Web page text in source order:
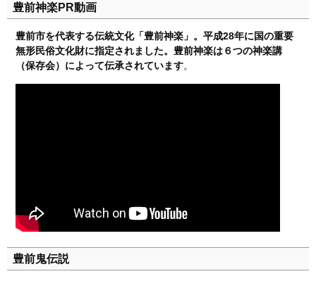
豊前神楽PR動画
豊前市を代表する伝統文化「豊前神楽」。平成28年に国の重要
無形民俗文化財に指定されました。豊前神楽は６つの神楽講
（保存会）によって伝承されています。
豊前鬼伝説